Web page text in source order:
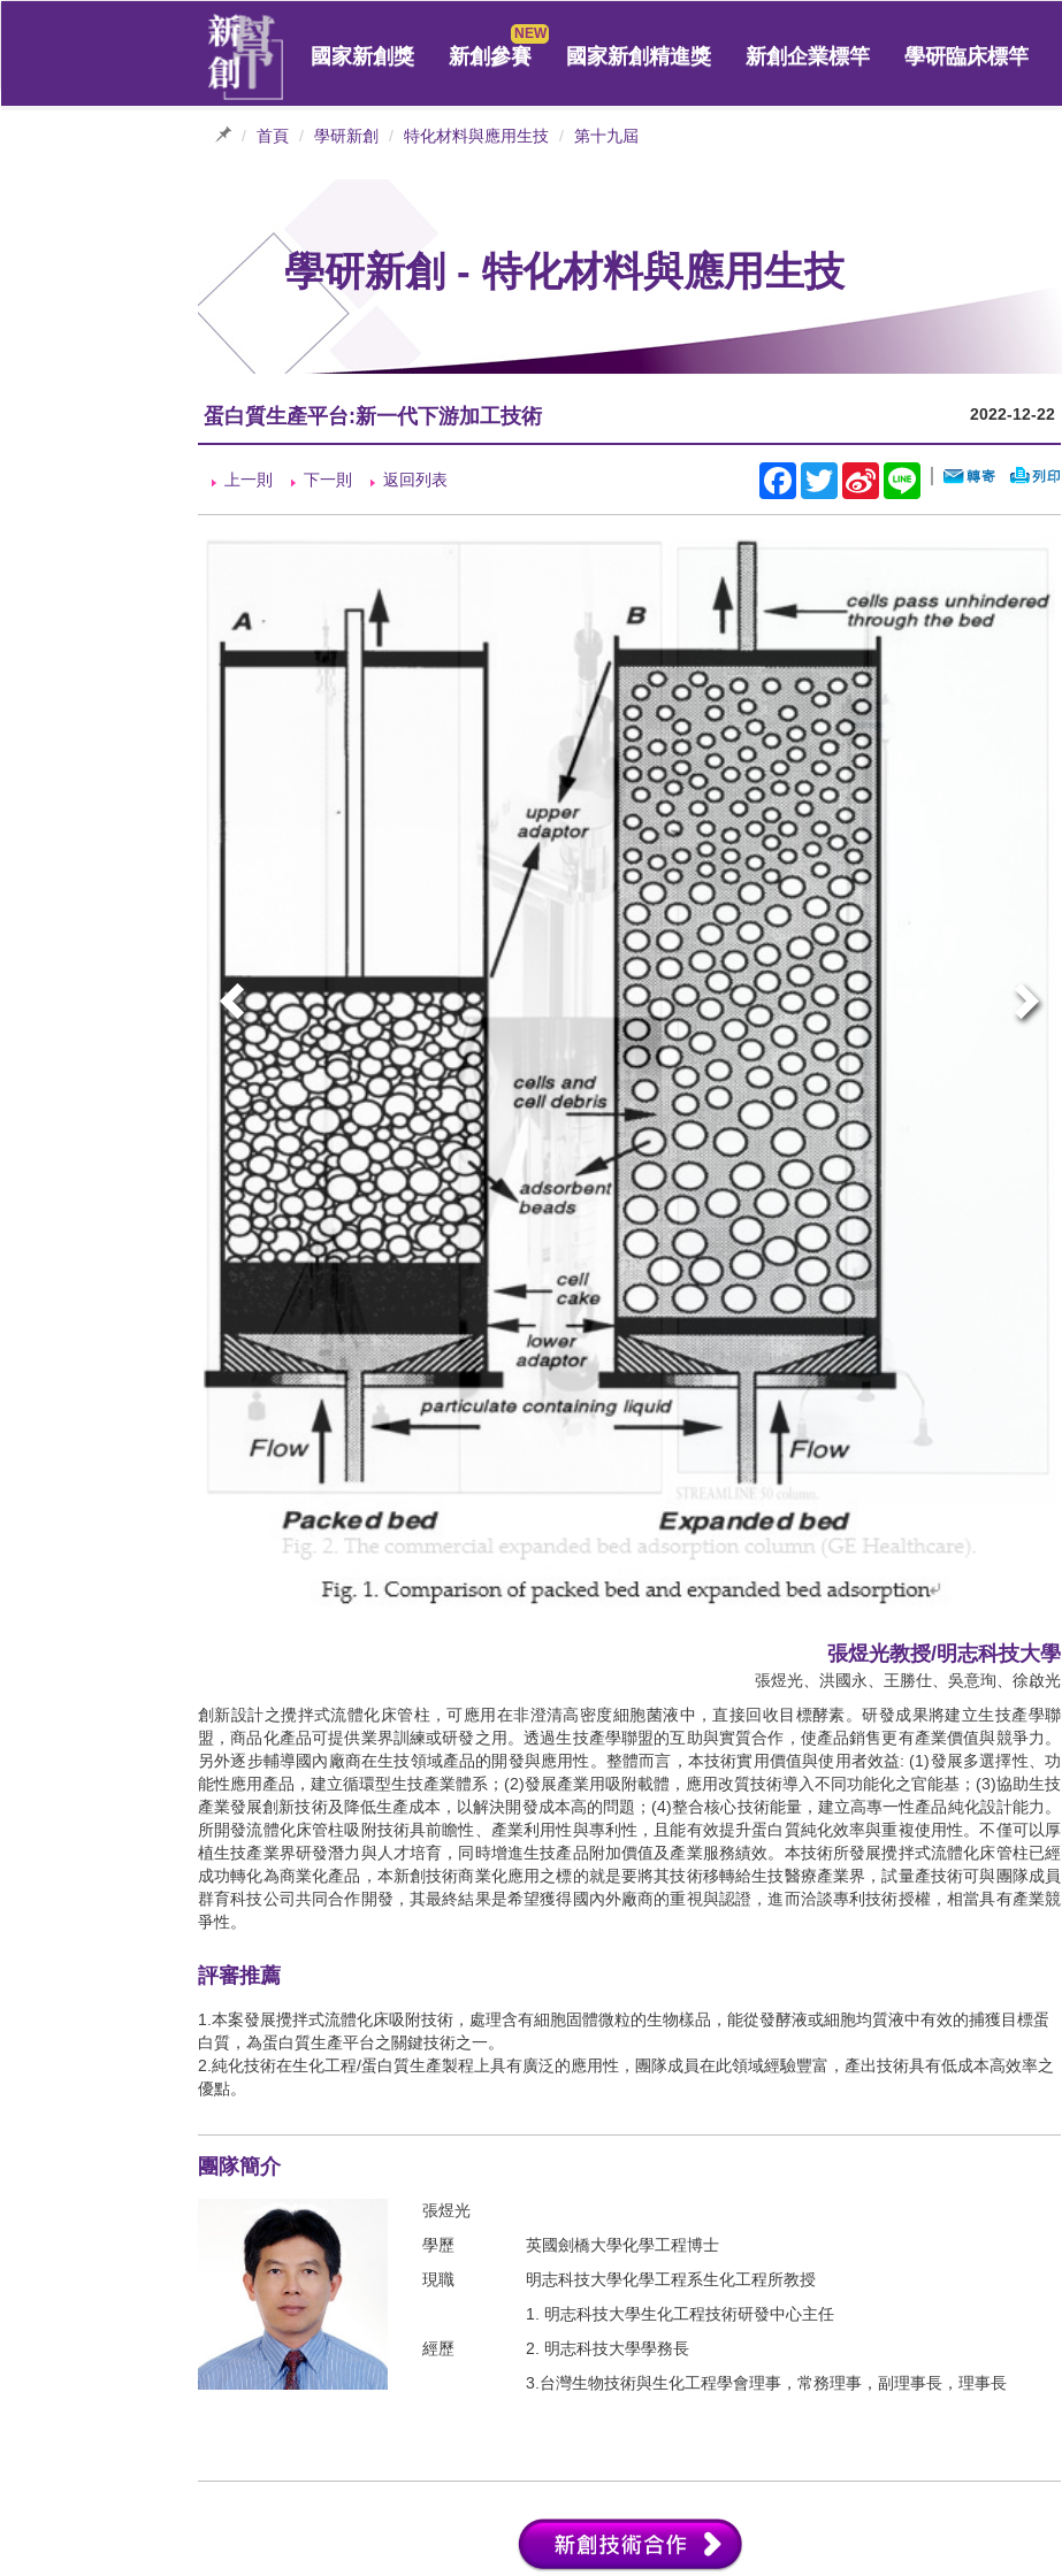
國家新創獎 新創參賽 國家新創精進獎 新創企業標竿 學研臨床標竿
首頁 學研新創 特化材料與應用生技 第十九屆
學研新創 - 特化材料與應用生技
蛋白質生產平台:新一代下游加工技術 2022-12-22
上一則 下一則 返回列表 Facebook
TwitterSina
Weibo
Line
張煜光、洪國永、王勝仕、吳意珣、徐啟光
創新設計之攪拌式流體化床管柱，可應用在非澄清高密度細胞菌液中，直接回收目標酵素。研發成果將建立生技產學聯
另外逐步輔導國內廠商在生技領域產品的開發與應用性。整體而言，本技術實用價值與使用者效益: (1)發展多選擇性、功
能性應用產品，建立循環型生技產業體系；(2)發展產業用吸附載體，應用改質技術導入不同功能化之官能基；(3)協助生技
產業發展創新技術及降低生產成本，以解決開發成本高的問題；(4)整合核心技術能量，建立高專一性產品純化設計能力。
所開發流體化床管柱吸附技術具前瞻性、產業利用性與專利性，且能有效提升蛋白質純化效率與重複使用性。不僅可以厚
植生技產業界研發潛力與人才培育，同時增進生技產品附加價值及產業服務績效。本技術所發展攪拌式流體化床管柱已經
成功轉化為商業化產品，本新創技術商業化應用之標的就是要將其技術移轉給生技醫療產業界，試量產技術可與團隊成員
群育科技公司共同合作開發，其最終結果是希望獲得國內外廠商的重視與認證，進而洽談專利技術授權，相當具有產業競
爭性。
1.本案發展攪拌式流體化床吸附技術，處理含有細胞固體微粒的生物樣品，能從發酵液或細胞均質液中有效的捕獲目標蛋
2.純化技術在生化工程/蛋白質生產製程上具有廣泛的應用性，團隊成員在此領域經驗豐富，產出技術具有低成本高效率之
優點。
團隊簡介
學歷
現職
明志科技大學化學工程系生化工程所教授
1. 明志科技大學生化工程技術研發中心主任
2. 明志科技大學學務長
3.台灣生物技術與生化工程學會理事，常務理事，副理事長，理事長